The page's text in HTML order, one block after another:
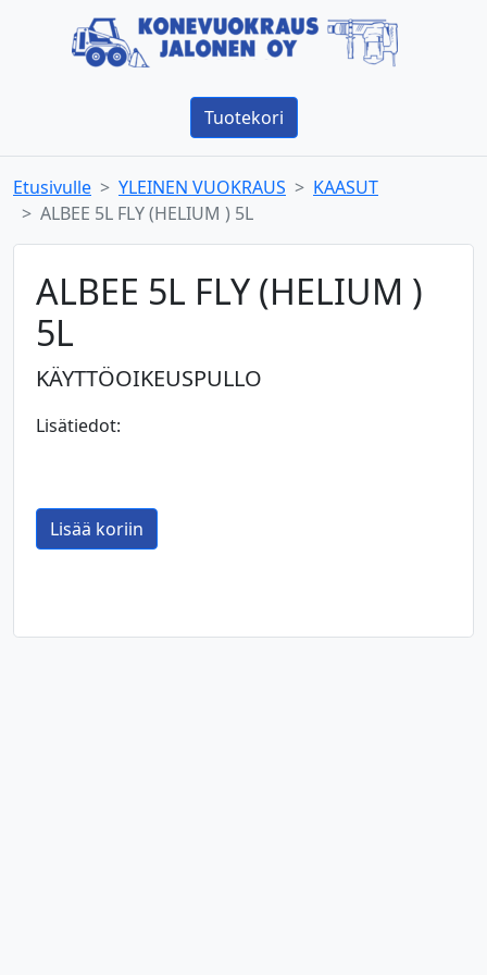
Tuotekori
Etusivulle YLEINEN VUOKRAUS
KAASUT
ALBEE 5L FLY (HELIUM ) 5L
ALBEE 5L FLY (HELIUM )
5L
KÄYTTÖOIKEUSPULLO
Lisätiedot: